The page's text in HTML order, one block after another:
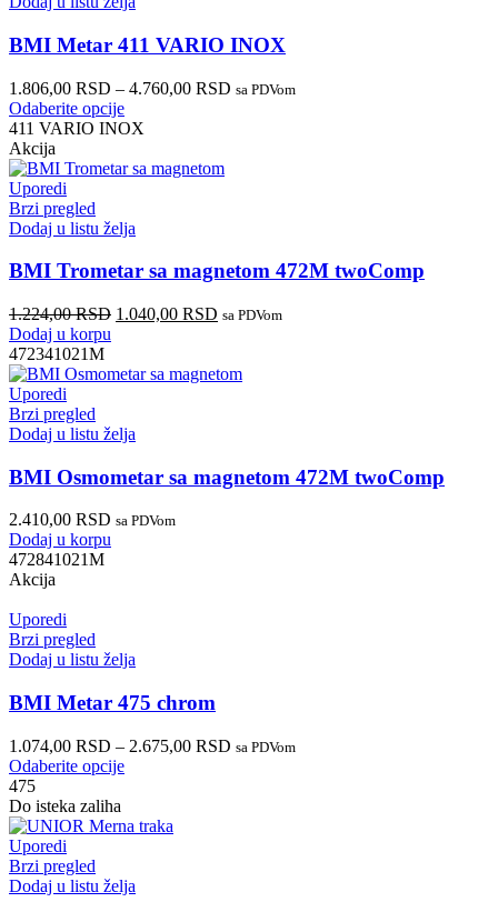
BMI Metar 411 VARIO INOX
1.806,00 RSD – 4.760,00 RSD sa PDVom
Odaberite opcije
411 VARIO INOX
Akcija
Uporedi
Brzi pregled
Dodaj u listu želja
BMI Trometar sa magnetom 472M twoComp
1.224,00RSD 1.040,00 RSD sa PDVom
Dodaj u korpu
472341021M
Uporedi
Brzi pregled
Dodaj u listu želja
BMI Osmometar sa magnetom 472M twoComp
2.410,00 RSD sa PDVom
Dodaj u korpu
472841021M
Akcija
Uporedi
Brzi pregled
Dodaj u listu želja
BMI Metar 475 chrom
1.074,00 RSD – 2.675,00 RSD sa PDVom
Odaberite opcije
475
Do isteka zaliha
Uporedi
Brzi pregled
Dodaj u listu želja